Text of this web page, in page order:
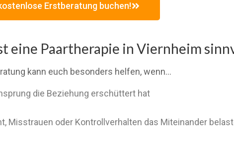
Erstberatung buchen!
eine Paartherapie in Viernheim
kann euch besonders helfen, wenn…
die Beziehung erschüttert hat
Misstrauen oder Kontrollverhalten das Miteinander